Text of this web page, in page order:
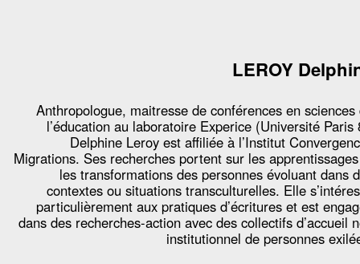
LEROY
Anthropologue, maitresse de conférences en sciences
l’éducation au laboratoire Experice (Université Paris
Delphine Leroy est affiliée à l’Institut
Migrations. Ses recherches portent sur les
les transformations des personnes évoluant dans
contextes ou situations transculturelles. Elle
particulièrement aux pratiques d’écritures et est
dans des recherches-action avec des collectifs d’accueil
institutionnel de personnes